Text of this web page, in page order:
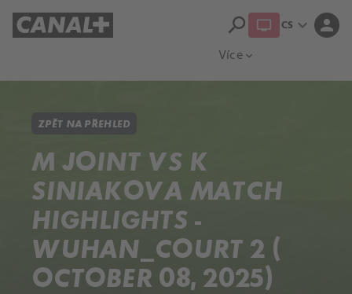
Více expand_more
search CS expand_more person
ZPĚT NA PŘEHLED
M JOINT VS K
SINIAKOVA MATCH
HIGHLIGHTS -
WUHAN_COURT 2 (
OCTOBER 08, 2025)